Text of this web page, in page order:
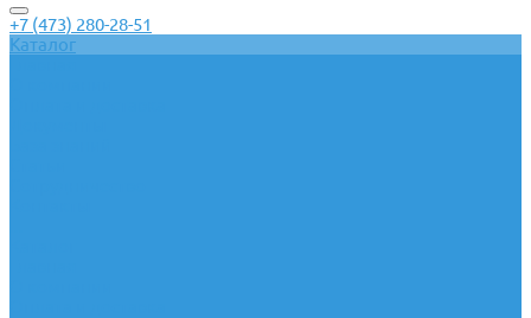
+7 (473) 280-28-51
Каталог